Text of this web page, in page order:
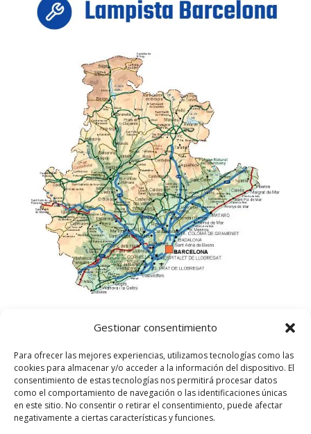
Gestionar consentimiento
Para ofrecer las mejores experiencias, utilizamos tecnologías como las
cookies para almacenar y/o acceder a la información del dispositivo. El
consentimiento de estas tecnologías nos permitirá procesar datos
como el comportamiento de navegación o las identificaciones únicas
en este sitio. No consentir o retirar el consentimiento, puede afectar
negativamente a ciertas características y funciones.